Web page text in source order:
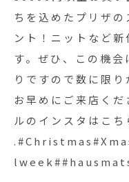
ちを込めたプリザ
ント！ニットなど
す。ぜひ、この機
りですので数に限
お早めにご来店く
ルのインスタはこ